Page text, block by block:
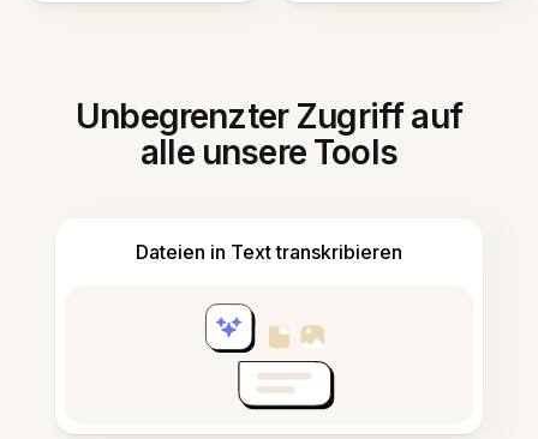
Unbegrenzter Zugriff auf
alle unsere Tools
Dateien in Text transkribieren